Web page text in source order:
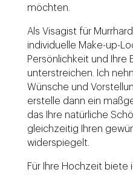
möchten.
Als Visagist für
individuelle Make-up-
Persönlichkeit und Ihre
unterstreichen. Ich
Wünsche und
erstelle dann ein
das Ihre natürliche
gleichzeitig Ihren
widerspiegelt.
Für Ihre Hochzeit biete